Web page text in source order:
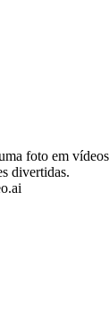
foto em
divertidas.